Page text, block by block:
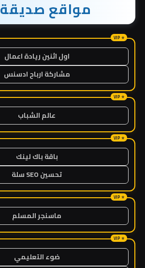
مواقع صديقة
اول اثنين ريادة اعمال
مشاركة ارباح ادسنس
عالم الشباب
باقة باك لينك
تحسين SEO سلة
ماسنجر المسلم
ضوء التعليمي